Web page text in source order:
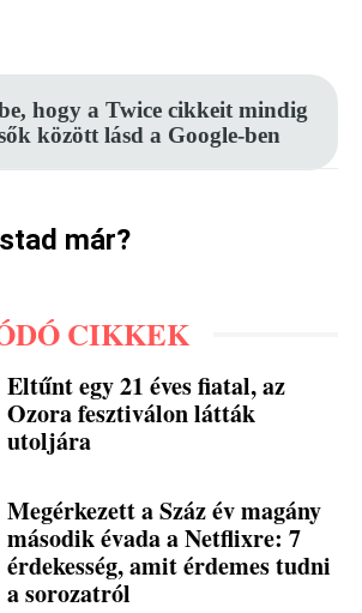
hogy a Twice cikkeit mindig
között lásd a Google-ben
már?
CIKKEK
Eltűnt egy 21 éves fiatal, az
Ozora fesztiválon látták
utoljára
Megérkezett a Száz év magány
második évada a Netflixre: 7
érdekesség, amit érdemes tudni
a sorozatról